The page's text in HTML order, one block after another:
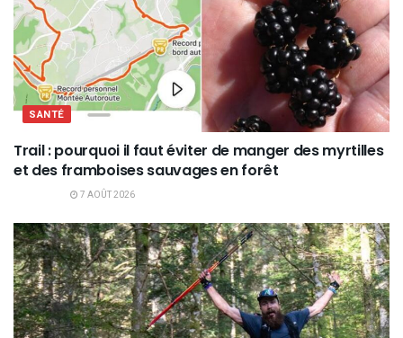
SANTÉ
Trail : pourquoi il faut éviter de manger des myrtilles
et des framboises sauvages en forêt
7 AOÛT 2026